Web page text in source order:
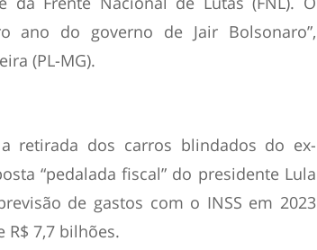
ano do governo de Jair Bolsonaro”,
(PL-MG).
retirada dos carros blindados do ex-
“pedalada fiscal” do presidente Lula
de gastos com o INSS em 2023
7,7 bilhões.